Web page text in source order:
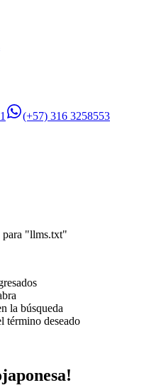
(+57) 316 3258553
para "llms.txt"
la búsqueda
término deseado